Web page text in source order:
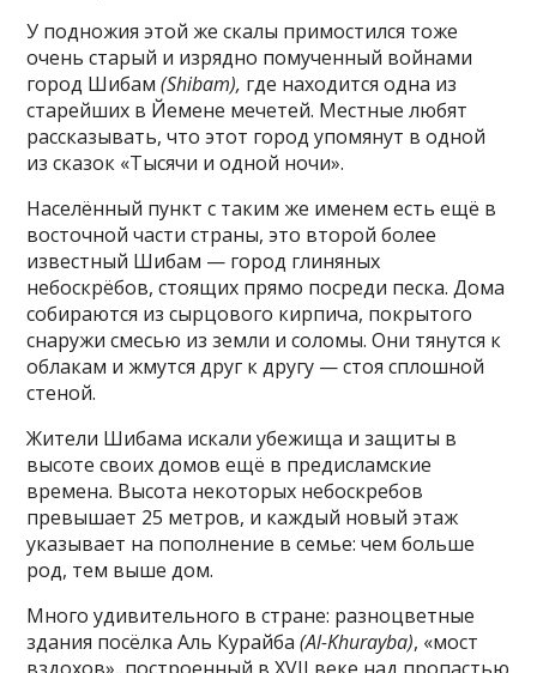
У подножия этой же скалы примостился тоже
очень старый и изрядно помученный войнами
город Шибам(Shibam), где находится одна из
старейших в Йемене мечетей. Местные любят
рассказывать, что этот город упомянут в одной
из сказок «Тысячи и одной ночи».
Населённый пункт с таким же именем есть ещё в
восточной части страны, это второй более
известный Шибам — город глиняных
небоскрёбов, стоящих прямо посреди песка. Дома
собираются из сырцового кирпича, покрытого
снаружи смесью из земли и соломы. Они тянутся к
облакам и жмутся друг к другу — стоя сплошной
стеной.
Жители Шибама искали убежища и защиты в
высоте своих домов ещё в предисламские
времена. Высота некоторых небоскребов
превышает 25 метров, и каждый новый этаж
указывает на пополнение в семье: чем больше
род, тем выше дом.
Много удивительного в стране: разноцветные
здания посёлка Аль Курайба(Al-Khurayba), «мост